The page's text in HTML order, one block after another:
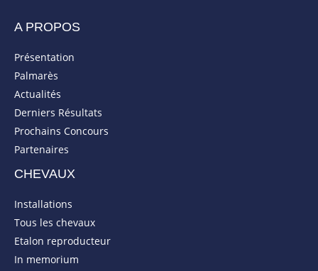
A PROPOS
Présentation
Palmarès
Actualités
Derniers Résultats
Prochains Concours
Partenaires
CHEVAUX
Installations
Tous les chevaux
Etalon reproducteur
In memorium